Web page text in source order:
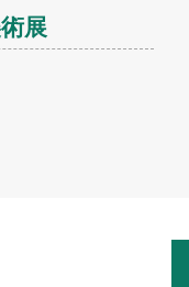
展